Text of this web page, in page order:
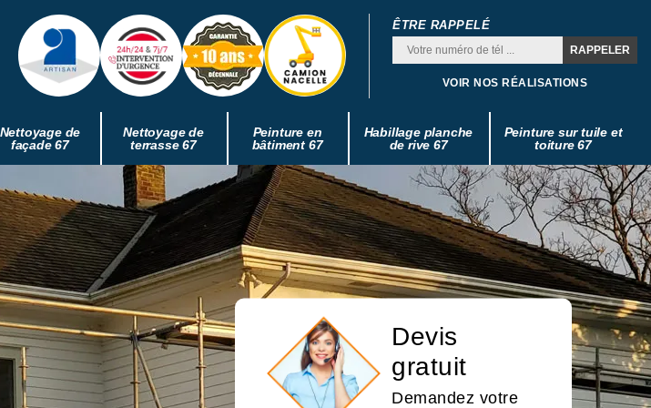
ÊTRE RAPPELÉ
VOIR NOS RÉALISATIONS
Nettoyage de
façade 67
Nettoyage de
terrasse 67
Peinture en
bâtiment 67
Habillage planche
de rive 67
Peinture sur tuile et
toiture 67
Devis
gratuit
Demandez votre